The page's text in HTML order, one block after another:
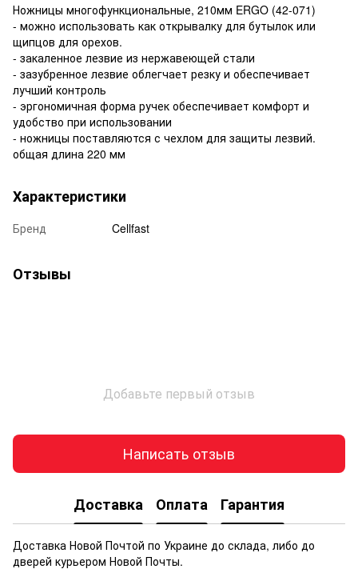
Ножницы многофункциональные, 210мм ERGO (42-071)
- можно использовать как открывалку для бутылок или
щипцов для орехов.
- закаленное лезвие из нержавеющей стали
- зазубренное лезвие облегчает резку и обеспечивает
лучший контроль
- эргономичная форма ручек обеспечивает комфорт и
удобство при использовании
- ножницы поставляются с чехлом для защиты лезвий.
общая длина 220 мм
Характеристики
Бренд Cellfast
Отзывы
Добавьте первый отзыв
Написать отзыв
Доставка Оплата Гарантия
Доставка Новой Почтой по Украине до склада, либо до
дверей курьером Новой Почты.